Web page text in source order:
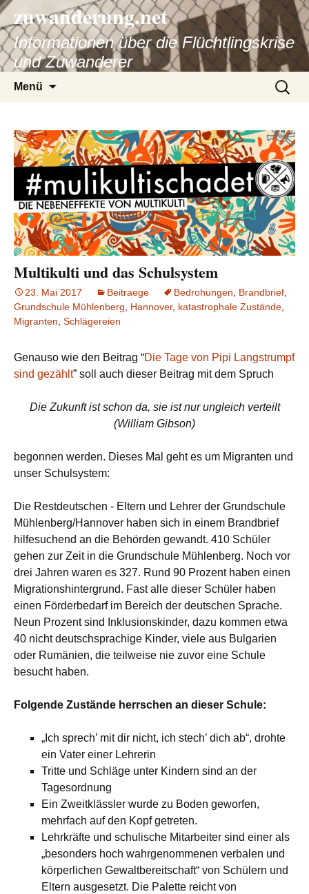
zuwanderung.net
Informationen über die Flüchtlingskrise
und Zuwanderer
Menü
Suche
nach:
Multikulti und das Schulsystem
23. Mai 2017 Beitraege Bedrohungen, Brandbrief,
Grundschule Mühlenberg, Hannover, katastrophale Zustände,
Migranten, Schlägereien
Genauso wie den Beitrag “Die Tage von Pipi Langstrumpf
sind gezählt” soll auch dieser Beitrag mit dem Spruch
DieZukunft ist schon da, sie ist nur ungleich verteilt
(William Gibson)
begonnen werden. Dieses Mal geht es um Migranten und
unser Schulsystem:
Die Restdeutschen - Eltern und Lehrer der Grundschule
Mühlenberg/Hannover haben sich in einem Brandbrief
hilfesuchend an die Behörden gewandt. 410 Schüler
gehen zur Zeit in die Grundschule Mühlenberg. Noch vor
drei Jahren waren es 327. Rund 90 Prozent haben einen
Migrationshintergrund. Fast alle dieser Schüler haben
einen Förderbedarf im Bereich der deutschen Sprache.
Neun Prozent sind Inklusionskinder, dazu kommen etwa
40 nicht deutschsprachige Kinder, viele aus Bulgarien
oder Rumänien, die teilweise nie zuvor eine Schule
besucht haben.
Folgende Zustände herrschen an dieser Schule:
„Ich sprech’ mit dir nicht, ich stech’ dich ab“, drohte
ein Vater einer Lehrerin
Tritte und Schläge unter Kindern sind an der
Tagesordnung
Ein Zweitklässler wurde zu Boden geworfen,
mehrfach auf den Kopf getreten.
Lehrkräfte und schulische Mitarbeiter sind einer als
„besonders hoch wahrgenommenen verbalen und
körperlichen Gewaltbereitschaft“ von Schülern und
Eltern ausgesetzt. Die Palette reicht von